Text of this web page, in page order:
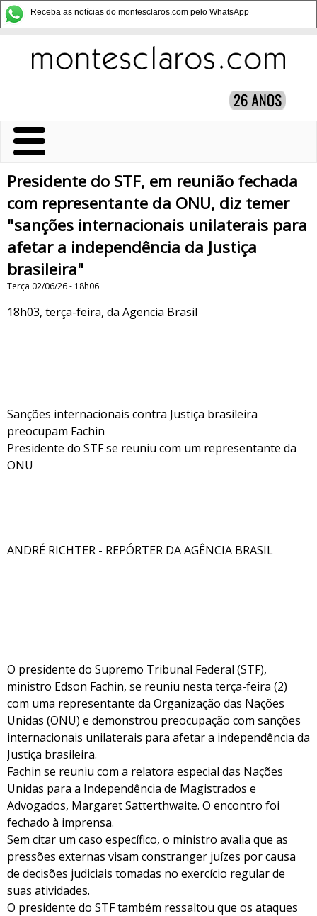
Receba as notícias do montesclaros.com pelo WhatsApp
Presidente do STF, em reunião fechada
com representante da ONU, diz temer
"sanções internacionais unilaterais para
afetar a independência da Justiça
brasileira"
Terça 02/06/26 - 18h06
18h03, terça-feira, da Agencia Brasil
Sanções internacionais contra Justiça brasileira
preocupam Fachin
Presidente do STF se reuniu com um representante da
ONU
ANDRÉ RICHTER - REPÓRTER DA AGÊNCIA BRASIL
O presidente do Supremo Tribunal Federal (STF),
ministro Edson Fachin, se reuniu nesta terça-feira (2)
com uma representante da Organização das Nações
Unidas (ONU) e demonstrou preocupação com sanções
internacionais unilaterais para afetar a independência da
Justiça brasileira.
Fachin se reuniu com a relatora especial das Nações
Unidas para a Independência de Magistrados e
Advogados, Margaret Satterthwaite. O encontro foi
fechado à imprensa.
Sem citar um caso específico, o ministro avalia que as
pressões externas visam constranger juízes por causa
de decisões judiciais tomadas no exercício regular de
suas atividades.
O presidente do STF também ressaltou que os ataques